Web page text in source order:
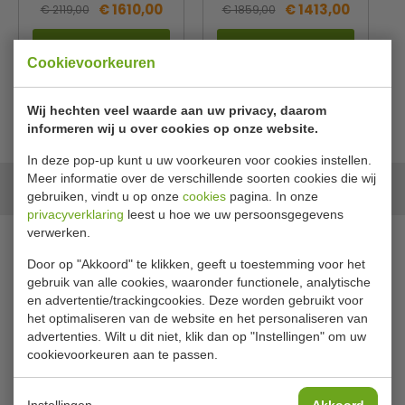
Cookievoorkeuren
Wij hechten veel waarde aan uw privacy, daarom
informeren wij u over cookies op onze website.
In deze pop-up kunt u uw voorkeuren voor cookies instellen.
Meer informatie over de verschillende soorten cookies die wij
gebruiken, vindt u op onze cookies pagina. In onze
privacyverklaring leest u hoe we uw persoonsgegevens
verwerken.
Door op "Akkoord" te klikken, geeft u toestemming voor het
gebruik van alle cookies, waaronder functionele, analytische
en advertentie/trackingcookies. Deze worden gebruikt voor
het optimaliseren van de website en het personaliseren van
advertenties. Wilt u dit niet, klik dan op "Instellingen" om uw
cookievoorkeuren aan te passen.
€ 2119,00 € 1610,00
Bekijken
€ 1859,00 € 1413,00
Bekijken
Onze merken